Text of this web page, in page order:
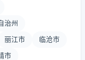
治州
丽江市 临沧市
市